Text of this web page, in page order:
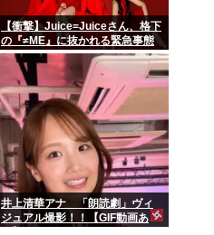
【衝撃】Juice=Juiceさん、格下
の『≠ME』に抜かれる緊急事態
ｗｗｗｗｗｗｗｗｗｗｗｗ
井上清華アナ 「朗読劇」ヴィ
ジュアル撮影！！【GIF動画あ